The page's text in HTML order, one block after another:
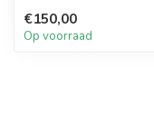
€150,00
Op voorraad